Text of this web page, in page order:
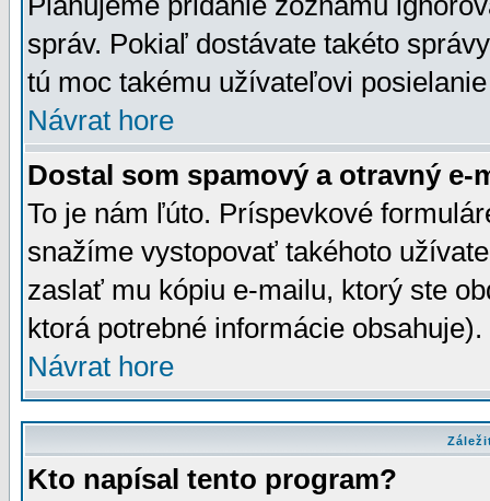
správ. Pokiaľ dostávate takéto
tú moc takému užívateľovi
Návrat hore
Dostal som spamový a otravný e-
To je nám ľúto. Príspevkové
snažíme vystopovať takéhoto
zaslať mu kópiu e-mailu, ktorý ste
ktorá potrebné informácie
Návrat hore
Kto napísal tento program?